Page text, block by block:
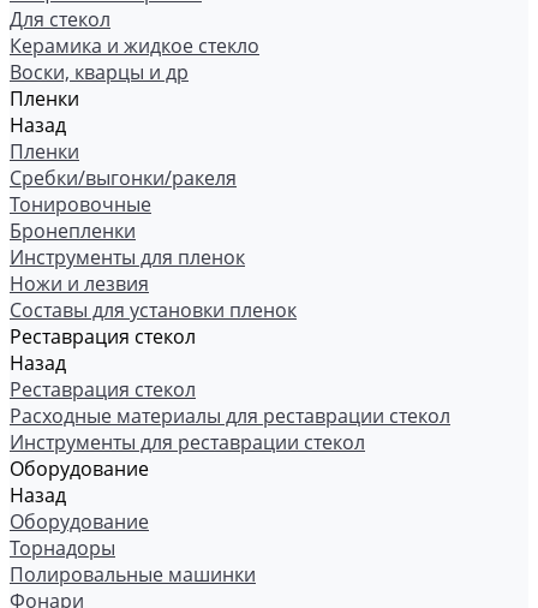
Для стекол
Керамика и жидкое стекло
Воски, кварцы и др
Пленки
Назад
Пленки
Сребки/выгонки/ракеля
Тонировочные
Бронепленки
Инструменты для пленок
Ножи и лезвия
Составы для установки пленок
Реставрация стекол
Назад
Реставрация стекол
Расходные материалы для реставрации стекол
Инструменты для реставрации стекол
Оборудование
Назад
Оборудование
Торнадоры
Полировальные машинки
Фонари